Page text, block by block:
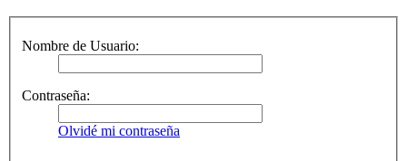
Nombre de Usuario:
Contraseña:
Olvidé mi contraseña